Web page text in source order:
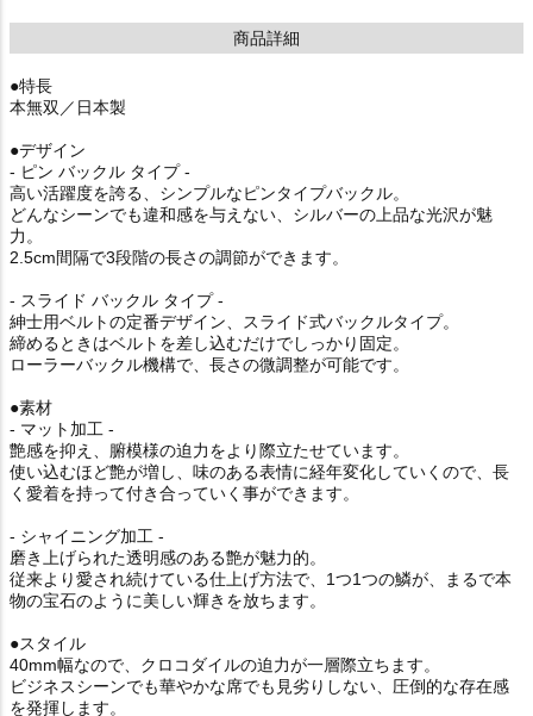
商品詳細
●特長
本無双／日本製
●デザイン
- ピン バックル タイプ -
高い活躍度を誇る、シンプルなピンタイプバックル。
どんなシーンでも違和感を与えない、シルバーの上品な光沢が魅
力。
2.5cm間隔で3段階の長さの調節ができます。
- スライド バックル タイプ -
紳士用ベルトの定番デザイン、スライド式バックルタイプ。
締めるときはベルトを差し込むだけでしっかり固定。
ローラーバックル機構で、長さの微調整が可能です。
●素材
- マット加工 -
艶感を抑え、腑模様の迫力をより際立たせています。
使い込むほど艶が増し、味のある表情に経年変化していくので、長
く愛着を持って付き合っていく事ができます。
- シャイニング加工 -
磨き上げられた透明感のある艶が魅力的。
従来より愛され続けている仕上げ方法で、1つ1つの鱗が、まるで本
物の宝石のように美しい輝きを放ちます。
●スタイル
40mm幅なので、クロコダイルの迫力が一層際立ちます。
ビジネスシーンでも華やかな席でも見劣りしない、圧倒的な存在感
を発揮します。